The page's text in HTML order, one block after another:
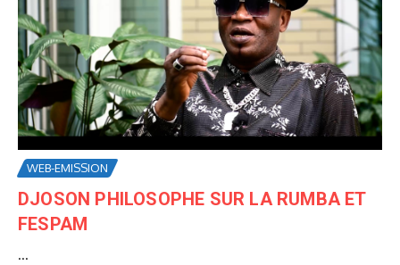
WEB-EMISSION
DJOSON PHILOSOPHE SUR LA RUMBA ET
FESPAM
...